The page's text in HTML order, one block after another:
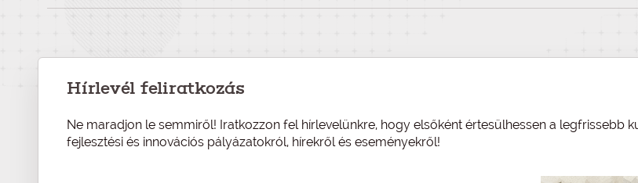
Hírlevél feliratkozás
Ne maradjon le semmiről! Iratkozzon fel hírlevelünkre, hogy elsőként értesülhessen a legfrissebb
fejlesztési és innovációs pályázatokról, hírekről és eseményekről!